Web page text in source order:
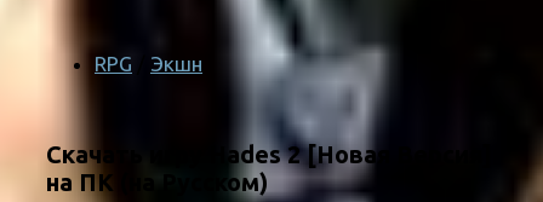
RPG Экшн
Скачать игру Hades 2 [Новая Версия]
на ПК (на Русском)